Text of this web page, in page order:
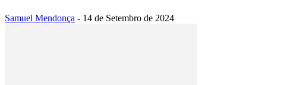
Samuel Mendonça - 14 de Setembro de 2024